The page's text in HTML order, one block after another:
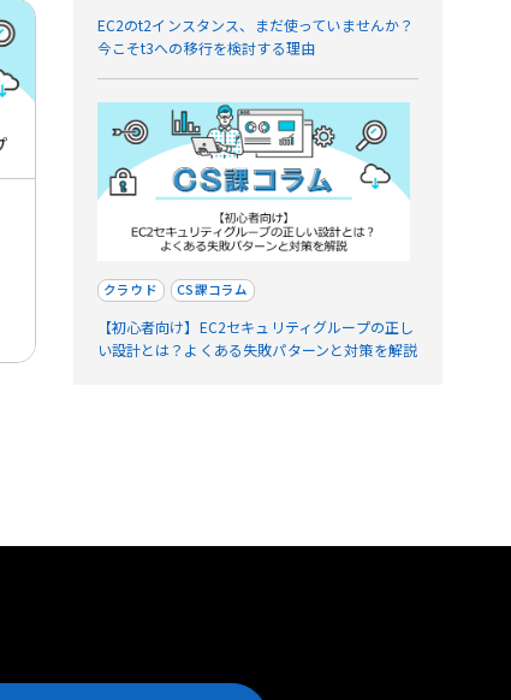
EC2のt2インスタンス、まだ使っていませんか？
今こそt3への移行を検討する理由
クラウド CS課コラム
【初心者向け】EC2セキュリティグループの正し
い設計とは？よくある失敗パターンと対策を解説